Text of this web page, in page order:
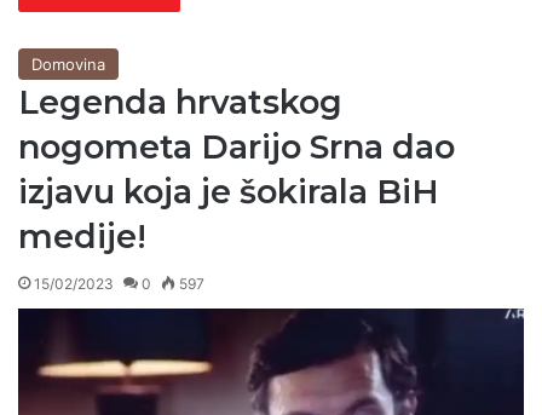
Domovina
Legenda hrvatskog
nogometa Darijo Srna dao
izjavu koja je šokirala BiH
medije!
15/02/2023 0 597